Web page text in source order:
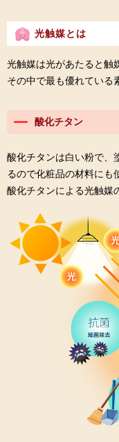
光触媒とは
光触媒は光があたると触
その中で最も優れている
酸化チタン
酸化チタンは白い粉で、
るので化粧品の材料にも
酸化チタンによる光触媒